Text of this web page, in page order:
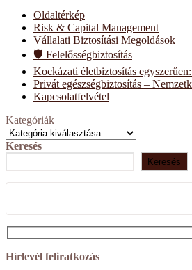
Oldaltérkép
Risk & Capital Management
Vállalati Biztosítási Megoldások
🛡️ Felelősségbiztosítás
Kockázati életbiztosítás
Privát egészségbiztosítás –
Kapcsolatfelvétel
Kategóriák
Keresés
Keresés
Hírlevél feliratkozás